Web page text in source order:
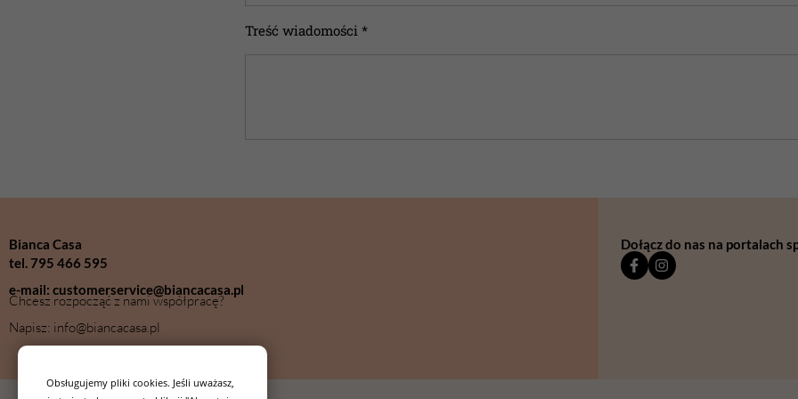
Treść wiadomości *
Bianca Casa
tel. 795 466 595
e-mail: customerservice@biancacasa.pl
Chcesz rozpocząć z nami współpracę?
Napisz: info@biancacasa.pl
Dołącz do nas na portalach
Obsługujemy pliki cookies. Jeśli uważasz,